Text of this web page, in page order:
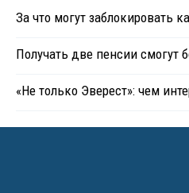
За что могут заблокировать
Получать две пенсии смогут
«Не только Эверест»: чем